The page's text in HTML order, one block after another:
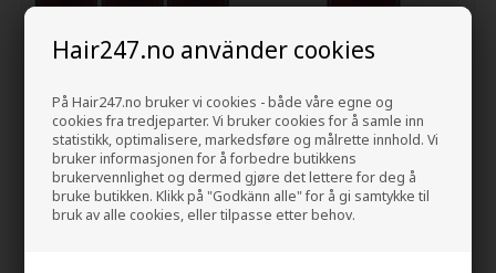
Hair247.no använder cookies
På Hair247.no bruker vi cookies - både våre egne og
cookies fra tredjeparter. Vi bruker cookies for å samle inn
statistikk, optimalisere, markedsføre og målrette innhold. Vi
bruker informasjonen for å forbedre butikkens
brukervennlighet og dermed gjøre det lettere for deg å
bruke butikken. Klikk på "Godkänn alle" for å gi samtykke til
bruk av alle cookies, eller tilpasse etter behov.
American Crew 3-in-1
Shampoo 450ml x 3
429,00 NOK
American Crew 3-in-1 Tea
Tree 450ml
144,00 NOK